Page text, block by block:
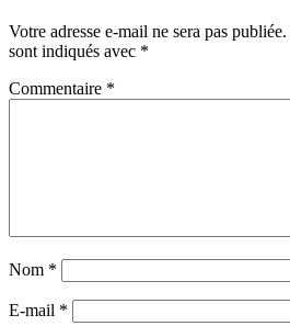
Votre adresse e-mail ne sera pas publiée.
sont indiqués avec *
Commentaire *
Nom *
E-mail *